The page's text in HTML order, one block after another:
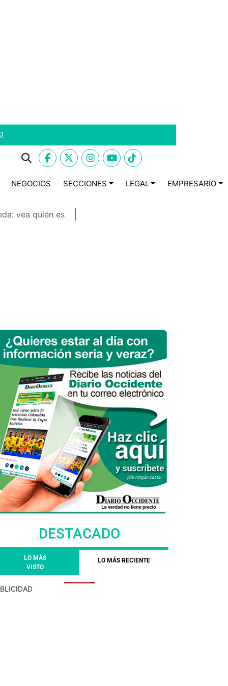
NEGOCIOS SECCIONES LEGAL EMPRESARIO
vea quién es
DESTACADO
LO MÁS
VISTO
LO MÁS RECIENTE